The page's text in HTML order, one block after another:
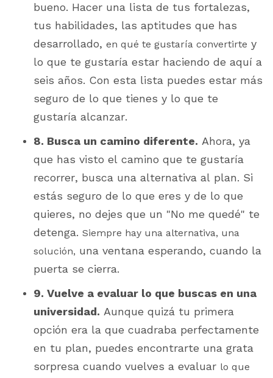
bueno. Hacer una lista de tus fortalezas,
tus habilidades, las aptitudes que has
desarrollado, en qué te gustaría convertirte y
lo que te gustaría estar haciendo de aquí a
seis años. Con esta lista puedes estar más
seguro de lo que tienes y lo que te
gustaría alcanzar.
8. Busca un camino diferente. Ahora, ya
que has visto el camino que te gustaría
recorrer, busca una alternativa al plan. Si
estás seguro de lo que eres y de lo que
quieres, no dejes que un "No me quedé" te
detenga. Siempre hay una alternativa, una
solución, una ventana esperando, cuando la
puerta se cierra.
9. Vuelve a evaluar lo que buscas en una
universidad. Aunque quizá tu primera
opción era la que cuadraba perfectamente
en tu plan, puedes encontrarte una grata
sorpresa cuando vuelves a evaluar lo que